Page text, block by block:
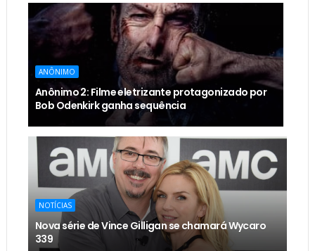
ANÔNIMO
Anônimo 2: Filme eletrizante protagonizado por
Bob Odenkirk ganha sequência
NOTÍCIAS
Nova série de Vince Gilligan se chamará Wycaro
339